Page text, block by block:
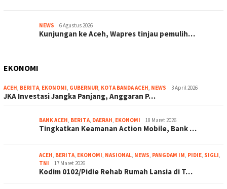
NEWS 6 Agustus 2026
Kunjungan ke Aceh, Wapres tinjau pemulih…
EKONOMI
ACEH, BERITA, EKONOMI, GUBERNUR, KOTA BANDA ACEH, NEWS 3 April 2026
JKA Investasi Jangka Panjang, Anggaran P…
BANK ACEH, BERITA, DAERAH, EKONOMI 18 Maret 2026
Tingkatkan Keamanan Action Mobile, Bank …
ACEH, BERITA, EKONOMI, NASIONAL, NEWS, PANGDAM IM, PIDIE, SIGLI,
TNI
17 Maret 2026
Kodim 0102/Pidie Rehab Rumah Lansia di T…